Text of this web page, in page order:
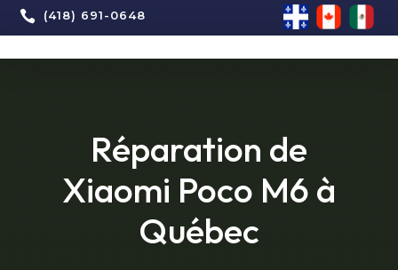
 (418) 691-0648
Réparation de
Xiaomi Poco M6 à
Québec